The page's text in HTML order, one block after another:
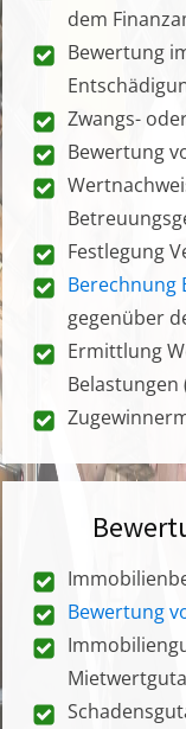
dem
Bewertung
Zwangs-
Bewertung
Festlegung
Berechnung
gegenüber
Ermittlung
Belastungen
Bewertung